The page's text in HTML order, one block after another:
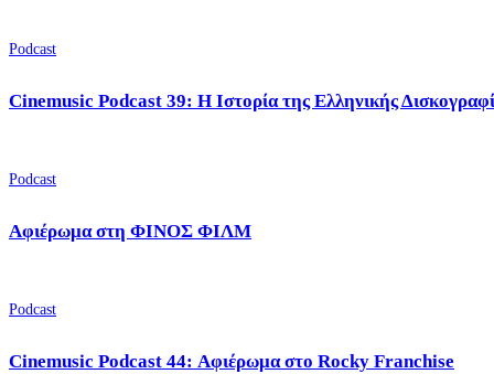
Podcast
Cinemusic Podcast 39: Η Ιστορία της Ελληνικής
Podcast
Αφιέρωμα στη ΦΙΝΟΣ ΦΙΛΜ
Podcast
Cinemusic Podcast 44: Αφιέρωμα στο Rocky Franchise